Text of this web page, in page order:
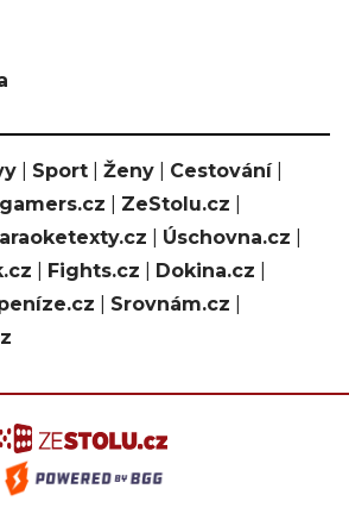
Sport Ženy Cestování|
ZeStolu.cz
Úschovna.cz
Fights.cz Dokina.cz
Srovnám.cz